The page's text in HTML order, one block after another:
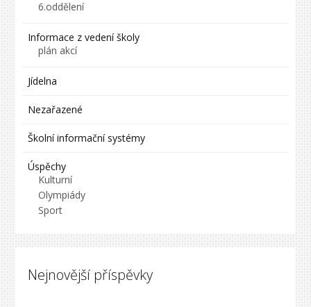
6.oddělení
Informace z vedení školy
plán akcí
Jídelna
Nezařazené
Školní informační systémy
Úspěchy
Kulturní
Olympiády
Sport
Nejnovější příspěvky